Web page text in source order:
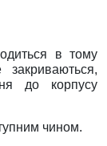
в тому
до корпусу
чином.